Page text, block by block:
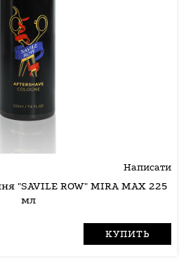
Написати
мл
КУПИТЬ